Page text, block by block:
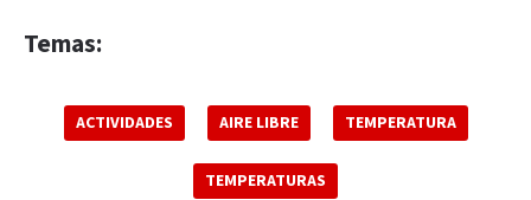
Temas:
ACTIVIDADES AIRE LIBRE TEMPERATURA
TEMPERATURAS